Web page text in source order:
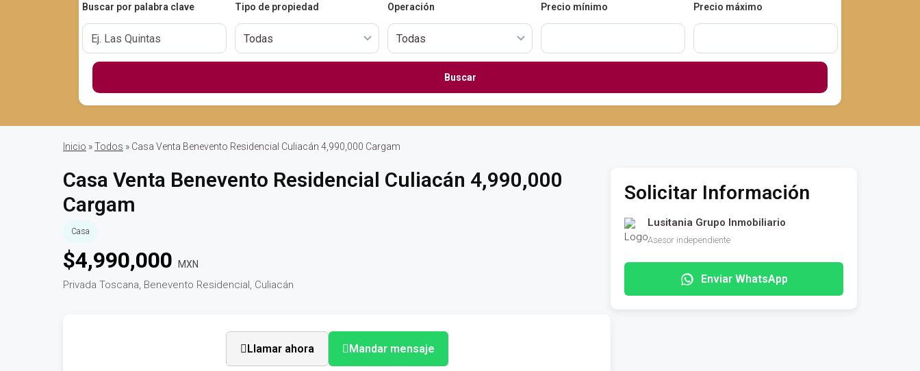
Buscar por palabra clave Tipo de propiedad Operación Precio mínimo Precio máximo
Buscar
Inicio »Todos » Casa Venta Benevento Residencial Culiacán 4,990,000 Cargam
Casa Venta Benevento Residencial Culiacán 4,990,000
Cargam
Casa
$4,990,000 MXN
Privada Toscana, Benevento Residencial, Culiacán
Llamar ahora Mandar mensaje
Solicitar Información
Lusitania Grupo Inmobiliario
Asesor independiente
Enviar WhatsApp